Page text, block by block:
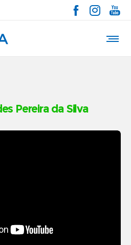
Pereira da Silva